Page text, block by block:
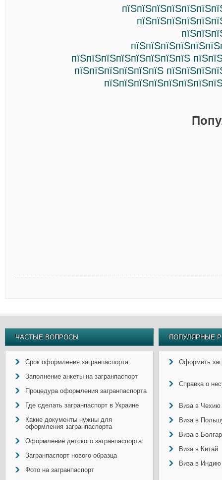
пїЅпїЅпїЅпїЅпїЅпїЅпїЅпїЅ
пїЅпїЅпїЅпїЅпїЅпїЅ
ЧАСТЫЕ ВОПРОСЫ
Срок оформления загранпаспорта
Заполнение анкеты на загранпаспорт
Процедура оформления загранпаспорта
Где сделать загранпаспорт в Украине
Какие документы нужны для
оформления загранпаспорта
Оформление детского загранпаспорта
Загранпаспорт нового образца
Фото на загранпаспорт
ПОПУЛЯРНЫЕ
Оформить
Справка о
Виза в Чехию
Виза в
Виза в
Виза в Китай
Виза в Индию